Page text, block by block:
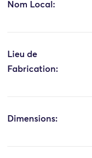
Nom Local:
Lieu de
Fabrication:
Dimensions: